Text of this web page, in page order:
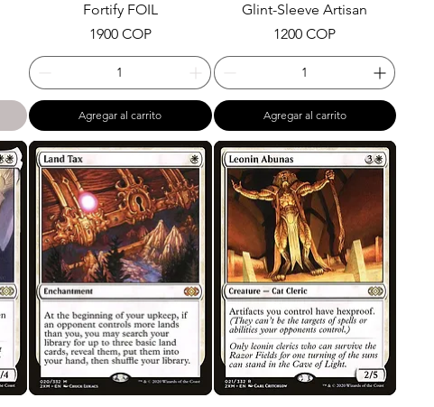
Fortify FOIL
Precio
1900 COP
Agregar al carrito
Glint-Sleeve Artisan
Precio
1200 COP
Agregar al carrito